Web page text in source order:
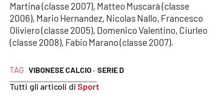
Leggendo Alvaro insieme
Imprese Di Calabria
Venti di comunicazione
TAG VIBONESE CALCIO · SERIE D
Tutti gli articoli diSport
Martina (classe 2007), Matteo Muscarà (classe
2006), Mario Hernandez, Nicolas Nallo, Francesco
Oliviero (classe 2005), Domenico Valentino, Ciurleo
(classe 2008), Fabio Marano (classe 2007).